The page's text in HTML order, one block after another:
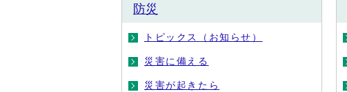
防災
トピックス（お知らせ）
災害に備える
災害が起きたら